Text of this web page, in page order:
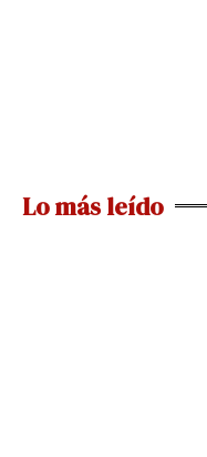
Lo más leído